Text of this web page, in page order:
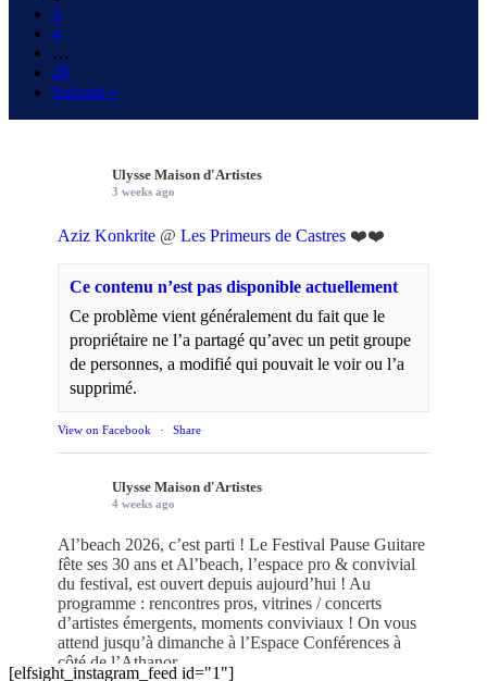
3
4
…
28
Suivant »
Ulysse Maison d'Artistes
3 weeks ago
Aziz Konkrite@ Les Primeurs de Castres❤️❤️
Ce contenu n’est pas disponible actuellement
Ce problème vient généralement du fait que le
propriétaire ne l’a partagé qu’avec un petit groupe
de personnes, a modifié qui pouvait le voir ou l’a
supprimé.
View on Facebook · Share
Ulysse Maison d'Artistes
4 weeks ago
Al’beach 2026, c’est parti ! Le Festival Pause Guitare
fête ses 30 ans et Al’beach, l’espace pro & convivial
du festival, est ouvert depuis aujourd’hui ! Au
programme : rencontres pros, vitrines / concerts
d’artistes émergents, moments conviviaux ! On vous
attend jusqu’à dimanche à l’Espace Conférences à
côté de l’Athanor
[elfsight_instagram_feed id="1"]